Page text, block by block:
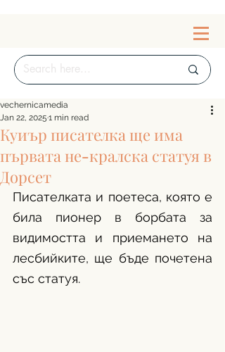
Куиър писателка ще има
първата не-кралска статуя в
Дорсет
vechernicamedia
Jan 22, 2025 1 min read
Писателката и поетеса, която е
била пионер в борбата за
видимостта и приемането на
лесбийките, ще бъде почетена
със статуя.